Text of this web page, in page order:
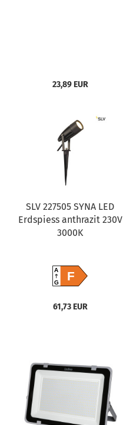
23,89 EUR
SLV 227505 SYNA LED
Erdspiess anthrazit 230V
3000K
A
GF
61,73 EUR